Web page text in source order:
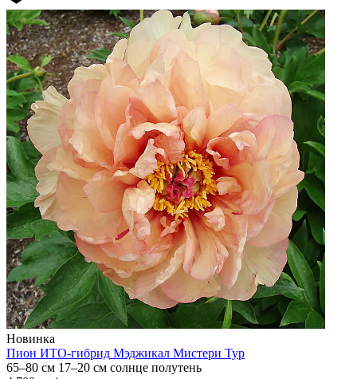
Новинка
Пион ИТО-гибрид Мэджикал Мистери Тур
65–80 см 17–20 см солнце полутень